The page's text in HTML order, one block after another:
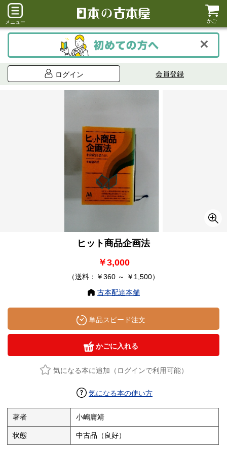
メニュー かご
ログイン 会員登録
ヒット商品企画法
￥3,000
（送料：￥360 ～ ￥1,500）
古本配達本舗
単品スピード注文
かごに入れる
気になる本に追加（ログインで利用可能）
気になる本の使い方
著者 小嶋庸靖
状態 中古品（良好）